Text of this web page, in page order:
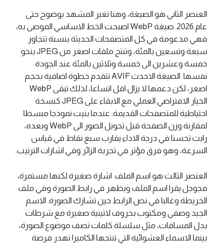
العنصر الثاني هو الصيغة، وهنا تغير المشهد بوضوح حتى
عام 2026. صيغة WebP اصبحت الخط الاساسي الموصى به،
فهي مدعومة في كل المتصفحات الحديثة بنسبة تتجاوز
سبعة وتسعين بالمئة، وتنتج ملفات اصغر من JPEG بنحو
خمسة وعشرين الى خمسة وثلاثين بالمئة عند الجودة
نفسها. الصيغة الاحدث AVIF تتقدم خطوة اضافية بحجم
اصغر، لكن دعمها لا يزال اقل اتساعا، لذلك تبقى WebP
الخيار الافتراضي العملي مع الابقاء على JPEG كنسخة
احتياطية للمتصفحات القديمة. عندما بنيت نموذجا مبسطا
لمقارنة وزن الصفحة قبل تحويل الصور الى WebP وبعده،
رايت تحسنا في درجة الاداء يقارب سبع نقاط في قياس
السرعة، وهو فرق مؤثر في تجربة الزائر وفي اشارات الترتيب.
العنصر الثالث هو اسم الملف. اشارة صغيرة لكنها مستمرة،
فجوجل يقرا اسم الملف ويظهر في رابط الصورة وفي ملف
الخريطة وغالبا في نص الرابط حين تشارك الصورة. الاسم
الجيد وصفي ومكتوب بحروف لاتينية صغيرة مع شرطات
بدل المسافات، مثل سلسلة كلمات تصف موضوع الصورة،
بينما الاسماء العشوائية التي تنتجها الكاميرا تهدر فرصة